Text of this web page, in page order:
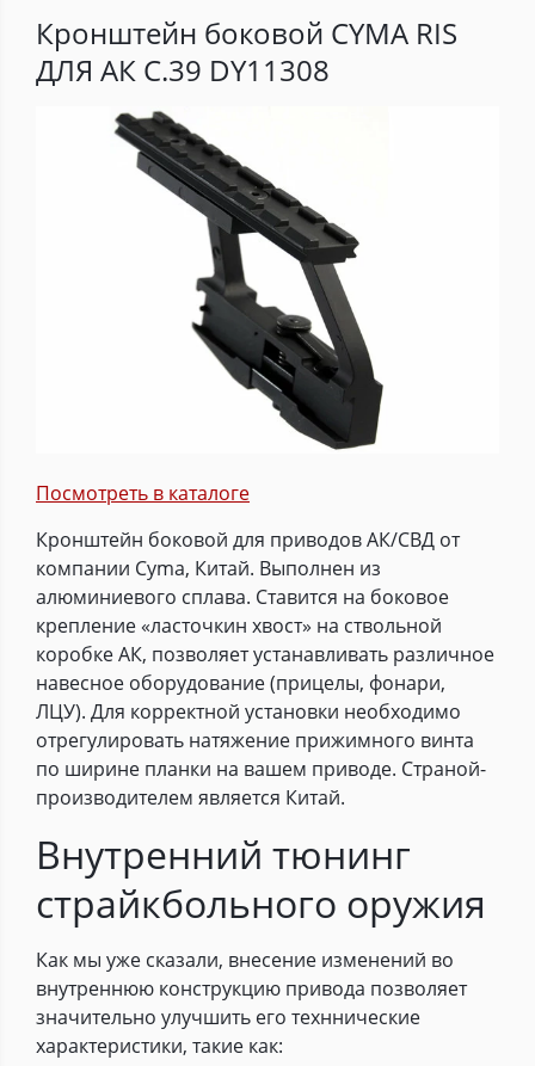
Кронштейн боковой CYMA RIS
ДЛЯ АК C.39 DY11308
Посмотреть в каталоге
Кронштейн боковой для приводов АК/СВД от
компании Cyma, Китай. Выполнен из
алюминиевого сплава. Ставится на боковое
крепление «ласточкин хвост» на ствольной
коробке АК, позволяет устанавливать различное
навесное оборудование (прицелы, фонари,
ЛЦУ). Для корректной установки необходимо
отрегулировать натяжение прижимного винта
по ширине планки на вашем приводе. Страной-
производителем является Китай.
Внутренний тюнинг
страйкбольного оружия
Как мы уже сказали, внесение изменений во
внутреннюю конструкцию привода позволяет
значительно улучшить его техннические
характеристики, такие как: